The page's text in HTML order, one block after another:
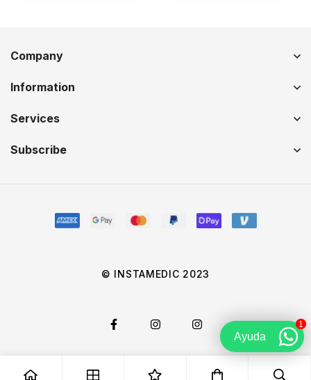
Company
Information
Services
Subscribe
© INSTAMEDIC 2023
Ayuda
1